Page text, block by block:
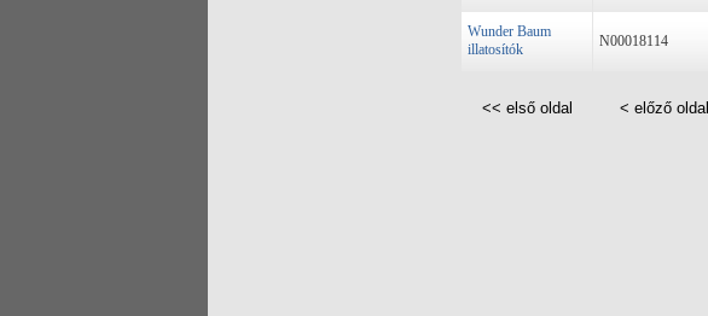
Wunder Baum
illatosítók
N00018114
<< első oldal < előző oldal